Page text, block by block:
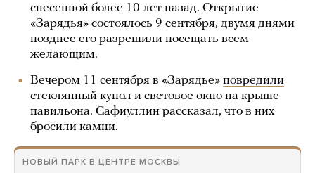
снесенной более 10 лет назад. Открытие
«Зарядья» состоялось 9 сентября, двумя днями
позднее его разрешили посещать всем
желающим.
Вечером 11 сентября в «Зарядье» повредили
стеклянный купол и световое окно на крыше
павильона. Сафиуллин рассказал, что в них
бросили камни.
НОВЫЙ ПАРК В ЦЕНТРЕ МОСКВЫ